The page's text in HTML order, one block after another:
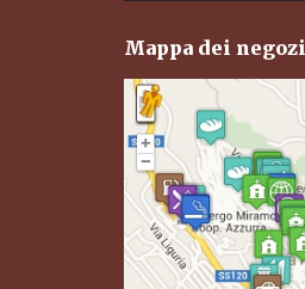
Mappa dei negozi